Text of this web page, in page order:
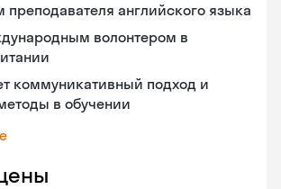
английского языка
волонтером в
коммуникативный подход и
в обучении